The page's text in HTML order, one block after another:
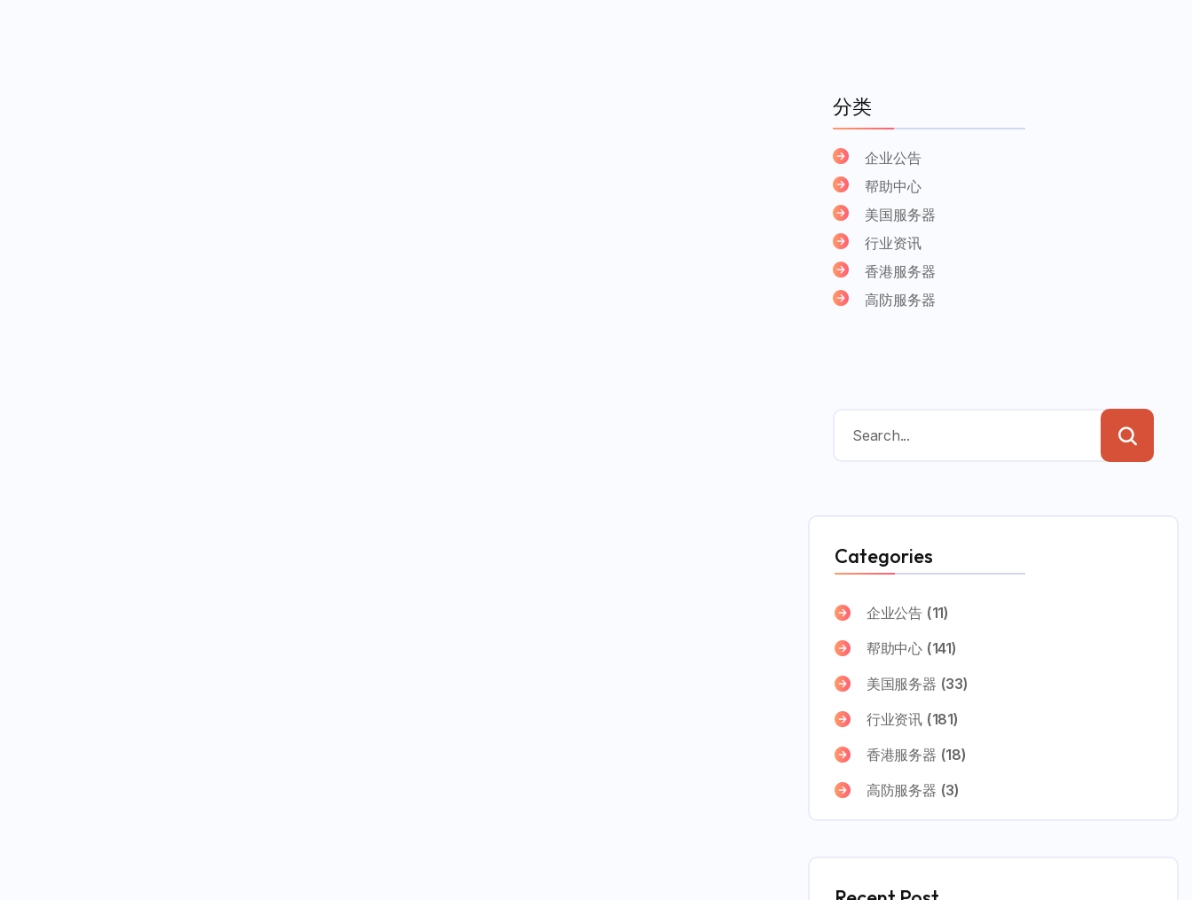
分类
企业公告
帮助中心
美国服务器
行业资讯
香港服务器
高防服务器
Categories
企业公告 (11)
帮助中心 (141)
美国服务器 (33)
行业资讯 (181)
香港服务器 (18)
高防服务器 (3)